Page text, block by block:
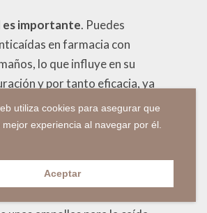
es importante. Puedes
en farmacia con
lo que influye en su
y por tanto eficacia, ya
un tiempo de aplicación para
favorables.
ya que un champú es un
utiliza cookies para asegurar que
experiencia al navegar por él.
Aceptar